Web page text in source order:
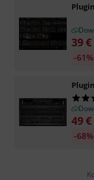
39€
-61%
49€
-68%